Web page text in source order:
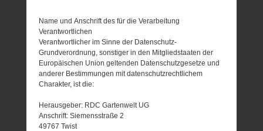
Name und Anschrift des für die Verarbeitung
Verantwortlichen
Verantwortlicher im Sinne der Datenschutz-
Grundverordnung, sonstiger in den Mitgliedstaaten der
Europäischen Union geltenden Datenschutzgesetze und
anderer Bestimmungen mit datenschutzrechtlichem
Charakter, ist die:
Herausgeber: RDC Gartenwelt UG
Anschrift: Siemensstraße 2
49767 Twist